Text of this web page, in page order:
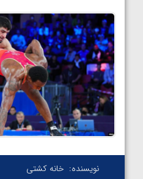
نویسنده: خانه کشتی